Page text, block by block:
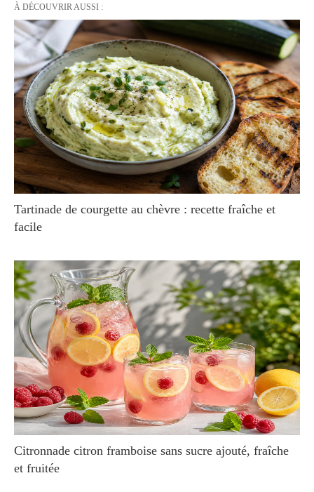
À DÉCOUVRIR AUSSI :
Tartinade de courgette au chèvre : recette fraîche et
facile
Citronnade citron framboise sans sucre ajouté, fraîche
et fruitée